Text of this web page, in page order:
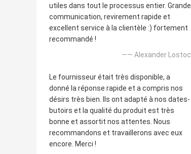
utiles dans tout le processus entier. Grande
communication, revirement rapide et
excellent service à la clientèle :) fortement
recommandé !
—— Alexander Lostoc
Le fournisseur était très disponible, a
donné la réponse rapide et a compris nos
désirs très bien. Ils ont adapté à nos dates-
butoirs et la qualité du produit est très
bonne et assortit nos attentes. Nous
recommandons et travaillerons avec eux
encore. Merci !